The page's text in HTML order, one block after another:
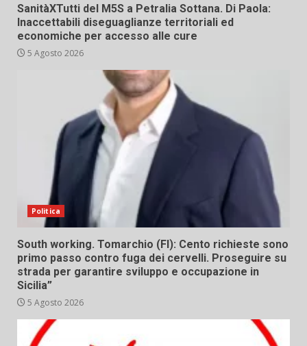
SanitàXTutti del M5S a Petralia Sottana. Di Paola:
Inaccettabili diseguaglianze territoriali ed
economiche per accesso alle cure
5 Agosto 2026
Politica
South working. Tomarchio (FI): Cento richieste sono
primo passo contro fuga dei cervelli. Proseguire su
strada per garantire sviluppo e occupazione in
Sicilia”
5 Agosto 2026